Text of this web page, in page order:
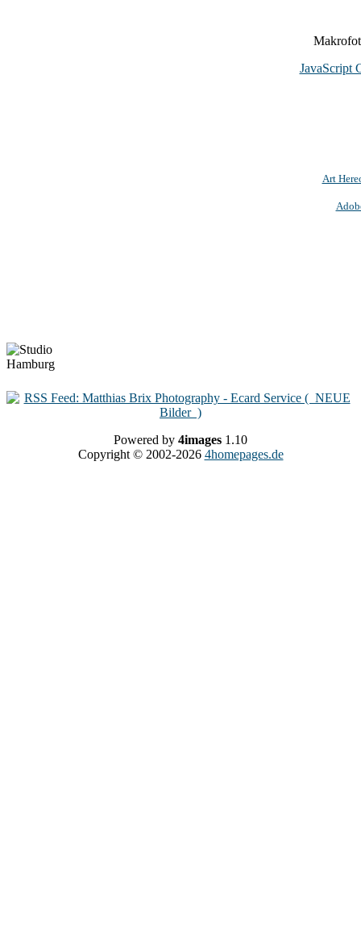
JavaScript
Art
Powered by 4images 1.10
Copyright © 2002-2026 4homepages.de